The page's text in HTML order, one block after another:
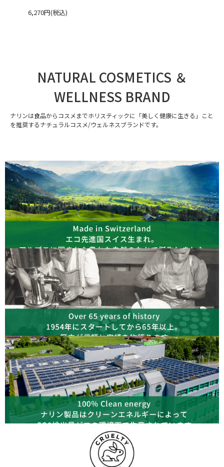
6,270円(税込)
NATURAL COSMETICS ＆
WELLNESS BRAND
ナリンは食品からコスメまでホリスティックに「美しく健康に生きる」こと
を推奨するナチュラルコスメ/ウェルネスブランドです。